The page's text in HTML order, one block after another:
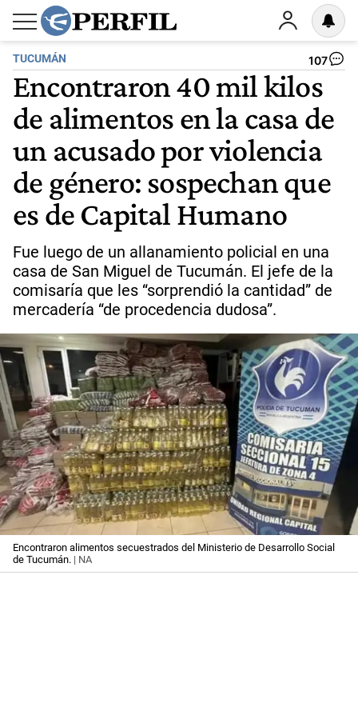
TUCUMÁN 107
Encontraron 40 mil kilos
de alimentos en la casa de
un acusado por violencia
de género: sospechan que
es de Capital Humano
Fue luego de un allanamiento policial en una
casa de San Miguel de Tucumán. El jefe de la
comisaría que les “sorprendió la cantidad” de
mercadería “de procedencia dudosa”.
Encontraron alimentos secuestrados del Ministerio de Desarrollo Social
de Tucumán. | NA